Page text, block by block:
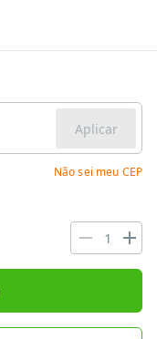
Aplicar
Não sei meu CEP